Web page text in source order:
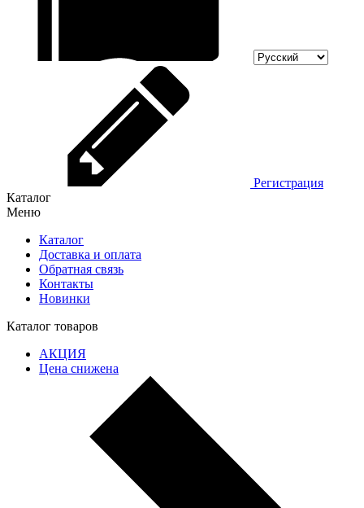
Регистрация
Каталог
Меню
Каталог
Доставка и оплата
Обратная связь
Контакты
Новинки
Каталог товаров
АКЦИЯ
Цена снижена